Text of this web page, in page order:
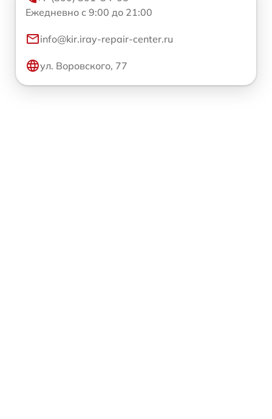
Ежедневно с 9:00 до 21:00
info@kir.iray-repair-center.ru
ул. Воровского, 77